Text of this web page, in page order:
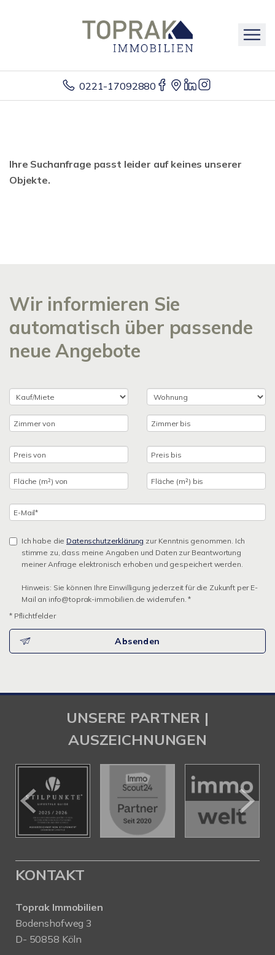
0221-17092880
Ihre Suchanfrage passt leider auf keines unserer
Objekte.
Wir informieren Sie
automatisch über passende
neue Angebote
Ich habe die Datenschutzerklärung zur Kenntnis genommen. Ich
stimme zu, dass meine Angaben und Daten zur Beantwortung
meiner Anfrage elektronisch erhoben und gespeichert werden.
Hinweis: Sie können Ihre Einwilligung jederzeit für die Zukunft per E-
Mail an info@toprak-immobilien.de widerrufen. *
* Pflichtfelder
Absenden
UNSERE PARTNER |
AUSZEICHNUNGEN
KONTAKT
Toprak Immobilien
Bodenshofweg 3
D- 50858 Köln